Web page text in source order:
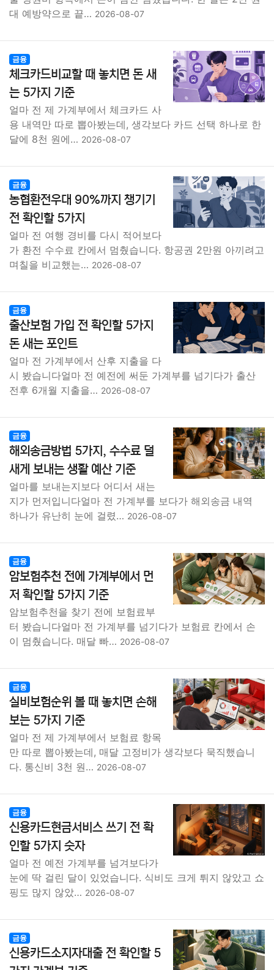
대 예방약으로 끝… 2026-08-07
금융
체크카드비교할 때 놓치면 돈 새
는 5가지 기준
얼마 전 제 가계부에서 체크카드 사
용 내역만 따로 뽑아봤는데, 생각보다 카드 선택 하나로 한
달에 8천 원에… 2026-08-07
금융
농협환전우대 90%까지 챙기기
전 확인할 5가지
얼마 전 여행 경비를 다시 적어보다
가 환전 수수료 칸에서 멈췄습니다. 항공권 2만원 아끼려고
며칠을 비교했는… 2026-08-07
금융
출산보험 가입 전 확인할 5가지
돈 새는 포인트
얼마 전 가계부에서 산후 지출을 다
시 봤습니다얼마 전 예전에 써둔 가계부를 넘기다가 출산
전후 6개월 지출을… 2026-08-07
금융
해외송금방법 5가지, 수수료 덜
새게 보내는 생활 예산 기준
얼마를 보내는지보다 어디서 새는
지가 먼저입니다얼마 전 가계부를 보다가 해외송금 내역
하나가 유난히 눈에 걸렸… 2026-08-07
금융
암보험추천 전에 가계부에서 먼
저 확인할 5가지 기준
암보험추천을 찾기 전에 보험료부
터 봤습니다얼마 전 가계부를 넘기다가 보험료 칸에서 손
이 멈췄습니다. 매달 빠… 2026-08-07
금융
실비보험순위 볼 때 놓치면 손해
보는 5가지 기준
얼마 전 제 가계부에서 보험료 항목
만 따로 뽑아봤는데, 매달 고정비가 생각보다 묵직했습니
다. 통신비 3천 원… 2026-08-07
금융
신용카드현금서비스 쓰기 전 확
인할 5가지 숫자
얼마 전 예전 가계부를 넘겨보다가
눈에 딱 걸린 달이 있었습니다. 식비도 크게 튀지 않았고 쇼
핑도 많지 않았… 2026-08-07
금융
신용카드소지자대출 전 확인할 5